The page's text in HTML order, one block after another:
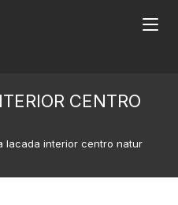
CENTRO
lacada interior centro natur